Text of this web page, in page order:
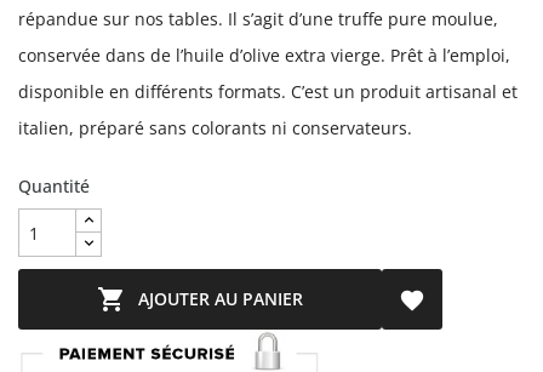
répandue sur nos tables. Il s’agit d’une truffe pure moulue,
conservée dans de l’huile d’olive extra vierge. Prêt à l’emploi,
disponible en différents formats. C’est un produit artisanal et
italien, préparé sans colorants ni conservateurs.
Quantité
 AJOUTER AU PANIER 